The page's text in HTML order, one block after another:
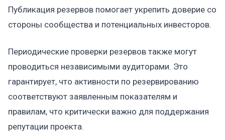
Публикация резервов помогает укрепить доверие со
стороны сообщества и потенциальных инвесторов.
Периодические проверки резервов также могут
проводиться независимыми аудиторами. Это
гарантирует, что активности по резервированию
соответствуют заявленным показателям и
правилам, что критически важно для поддержания
репутации проекта.